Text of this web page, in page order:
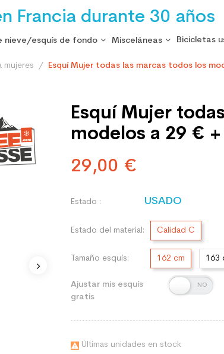
Francia durante 30 años
nieve/esquís de fondo Misceláneas Bicicletas
mujeres Esquí Mujer todas las marcas todos los
Esquí Mujer
modelos a 29 €
29,00 €
Estado : USADO
Estado del material: Calidad C
Tamaño esquís: 162 cm 163
Ajustar mis esquís
gratis
 Últimas unidades en stock